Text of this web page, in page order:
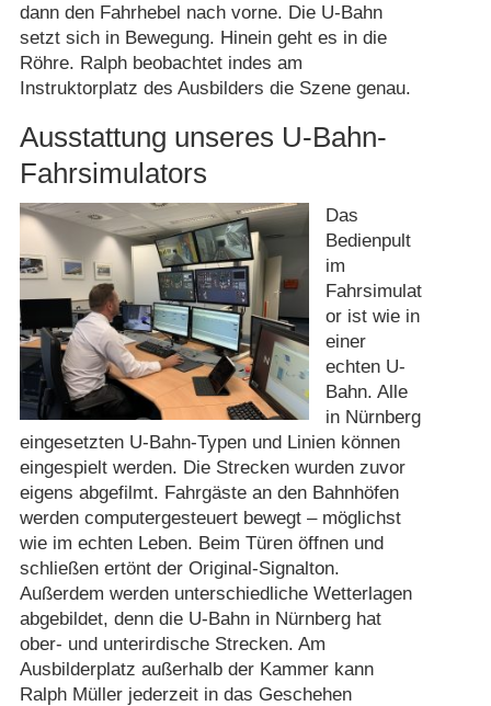
dann den Fahrhebel nach vorne. Die U-Bahn
setzt sich in Bewegung. Hinein geht es in die
Röhre. Ralph beobachtet indes am
Instruktorplatz des Ausbilders die Szene genau.
Ausstattung unseres U-Bahn-
Fahrsimulators
Das
Bedienpult
im
Fahrsimulat
or ist wie in
einer
echten U-
Bahn. Alle
in Nürnberg
eingesetzten U-Bahn-Typen und Linien können
eingespielt werden. Die Strecken wurden zuvor
eigens abgefilmt. Fahrgäste an den Bahnhöfen
werden computergesteuert bewegt – möglichst
wie im echten Leben. Beim Türen öffnen und
schließen ertönt der Original-Signalton.
Außerdem werden unterschiedliche Wetterlagen
abgebildet, denn die U-Bahn in Nürnberg hat
ober- und unterirdische Strecken. Am
Ausbilderplatz außerhalb der Kammer kann
Ralph Müller jederzeit in das Geschehen